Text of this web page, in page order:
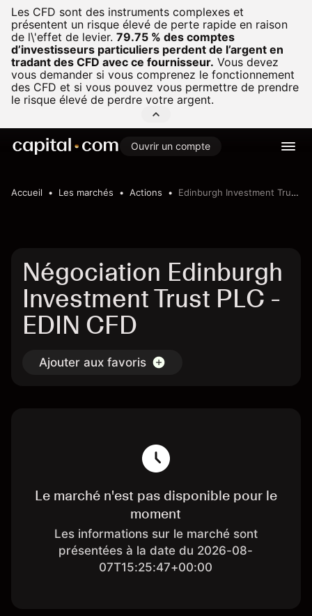
Les CFD sont des instruments complexes et
présentent un risque élevé de perte rapide en raison
de l\'effet de levier. 79.75 % des comptes
d’investisseurs particuliers perdent de l’argent en
tradant des CFD avec ce fournisseur. Vous devez
vous demander si vous comprenez le fonctionnement
des CFD et si vous pouvez vous permettre de prendre
le risque élevé de perdre votre argent.
Ouvrir un compte
Accueil Les marchés Actions Edinburgh Investment Trust PLC
Négociation Edinburgh
Investment Trust PLC -
EDIN CFD
Ajouter aux favoris
Le marché n'est pas disponible pour le
moment
Les informations sur le marché sont
présentées à la date du 2026-08-
07T15:25:47+00:00